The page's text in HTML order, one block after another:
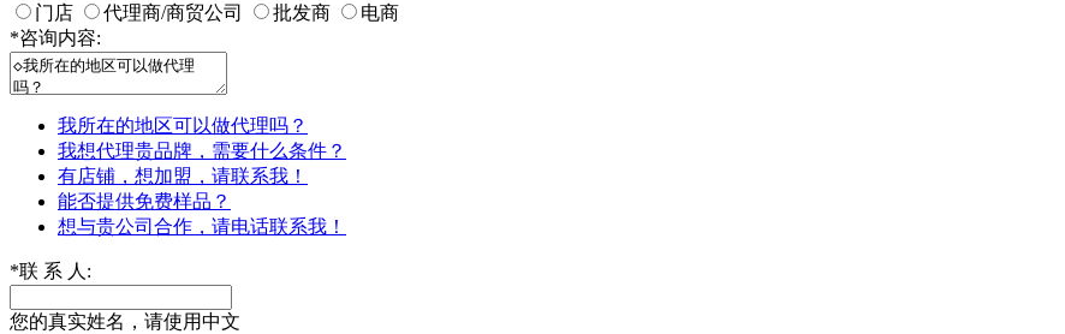
门店
代理商/商贸公司 批发商
电商
*咨询内容:
我所在的地区可以做代理吗？
我想代理贵品牌，需要什么条件？
有店铺，想加盟，请联系我！
能否提供免费样品？
想与贵公司合作，请电话联系我！
*联 系 人:
您的真实姓名，请使用中文